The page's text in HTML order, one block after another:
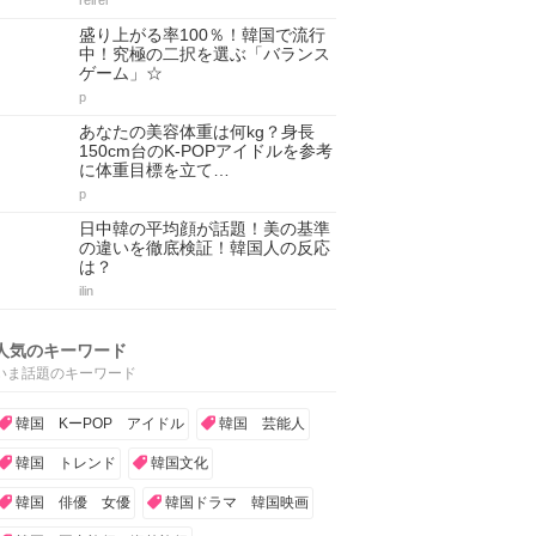
盛り上がる率100％！韓国で流行
中！究極の二択を選ぶ「バランス
ゲーム」☆
p
あなたの美容体重は何kg？身長
150cm台のK-POPアイドルを参考
に体重目標を立て…
p
日中韓の平均顔が話題！美の基準
の違いを徹底検証！韓国人の反応
は？
ilin
気のキーワード
ま話題のキーワード
韓国 KーPOP アイドル 韓国 芸能人
韓国 トレンド 韓国文化
韓国 俳優 女優 韓国ドラマ 韓国映画